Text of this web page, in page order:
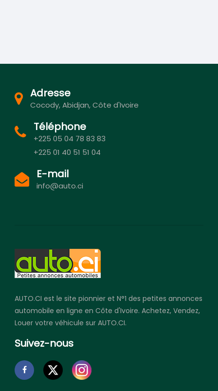
Adresse
Cocody, Abidjan, Côte d'Ivoire
Téléphone
+225 05 04 78 83 83
+225 01 40 51 51 04
E-mail
info@auto.ci
AUTO.CI est le site pionnier et N°1 des petites annonces
automobile en ligne en Côte d'Ivoire. Achetez, Vendez,
Louer votre véhicule sur AUTO.CI.
Suivez-nous